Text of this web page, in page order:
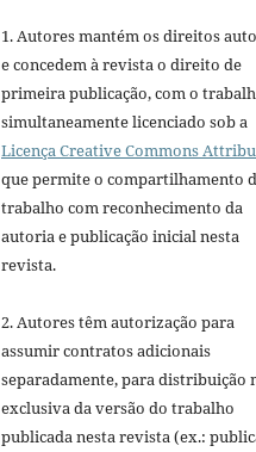
1. Autores mantém os direitos
e concedem à revista o direito de
primeira publicação, com o
simultaneamente licenciado sob a
Licença Creative Commons
que permite o compartilhamento
trabalho com reconhecimento da
autoria e publicação inicial nesta
revista.
2. Autores têm autorização para
assumir contratos adicionais
separadamente, para distribuição
exclusiva da versão do trabalho
publicada nesta revista (ex.: